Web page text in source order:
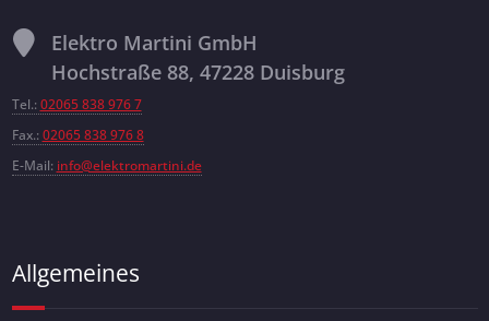
Elektro Martini GmbH
Hochstraße 88, 47228 Duisburg
Tel.: 02065 838 976 7
Fax.: 02065 838 976 8
E-Mail: info@elektromartini.de
Allgemeines